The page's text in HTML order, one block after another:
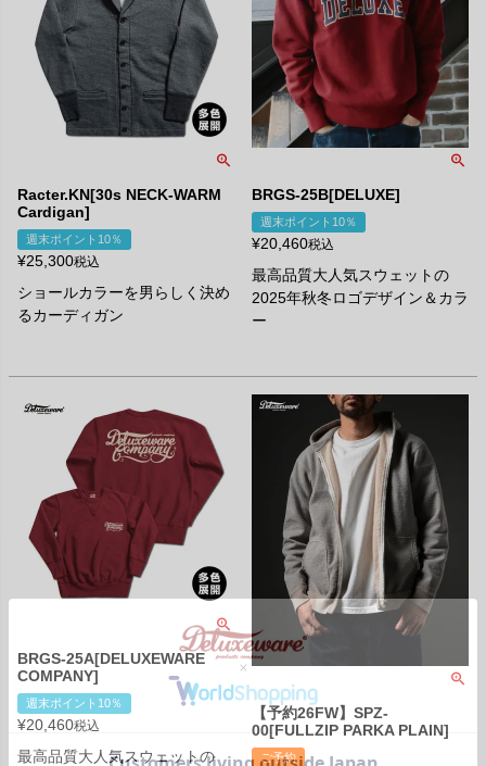
Racter.KN[30s NECK-WARM
Cardigan]
週末ポイント10％
¥25,300税込
ショールカラーを男らしく決め
るカーディガン
BRGS-25B[DELUXE]
週末ポイント10％
¥20,460税込
最高品質大人気スウェットの
2025年秋冬ロゴデザイン＆カラ
ー
BRGS-25A[DELUXEWARE
COMPANY]
週末ポイント10％
¥20,460税込
最高品質大人気スウェットの
【予約26FW】SPZ-
00[FULLZIP PARKA PLAIN]
ご予約